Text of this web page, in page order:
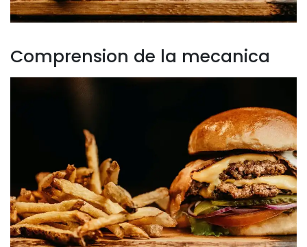
Comprension de la mecanica